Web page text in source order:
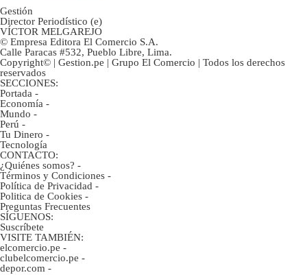
Gestión
Director Periodístico (e)
VÍCTOR MELGAREJO
© Empresa Editora El Comercio S.A.
Calle Paracas #532, Pueblo Libre, Lima.
Copyright© | Gestion.pe | Grupo El Comercio | Todos los derechos
reservados
SECCIONES:
Portada -
Economía -
Mundo -
Perú -
Tu Dinero -
Tecnología
CONTACTO:
¿Quiénes somos? -
Términos y Condiciones -
Política de Privacidad -
Politica de Cookies -
Preguntas Frecuentes
SÍGUENOS:
Suscríbete
VISITE TAMBIÉN:
elcomercio.pe -
clubelcomercio.pe -
depor.com -